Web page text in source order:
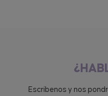
Escríbenos y nos